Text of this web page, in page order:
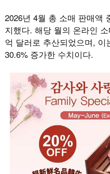
2026년 4월 총 소매 판매액
지했다. 해당 월의 온라인
억 달러로 추산되었으며, 이
30.6% 증가한 수치이다.